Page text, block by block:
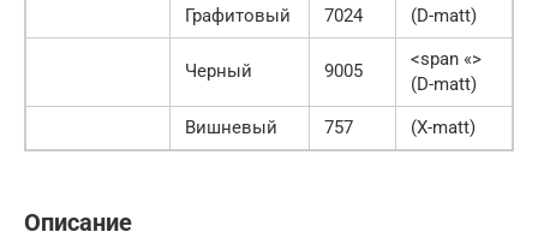
Графитовый
7024 (D-matt)
Черный 9005
<span «>
(D-matt)
Вишневый
757 (X-matt)
Описание